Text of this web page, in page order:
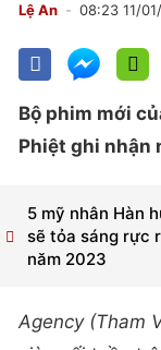
Lệ An 08:23 11/
Bộ phim mới
Phiệt ghi nhận
5 mỹ nhân Hàn
sẽ tỏa sáng rực
năm 2023
Agency (Tham